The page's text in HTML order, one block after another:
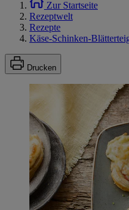
Zur Startseite
Rezeptwelt
Rezepte
Käse-Schinken-
Drucken